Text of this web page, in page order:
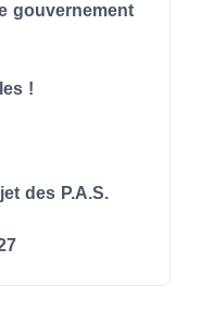
gouvernement
!
des P.A.S.